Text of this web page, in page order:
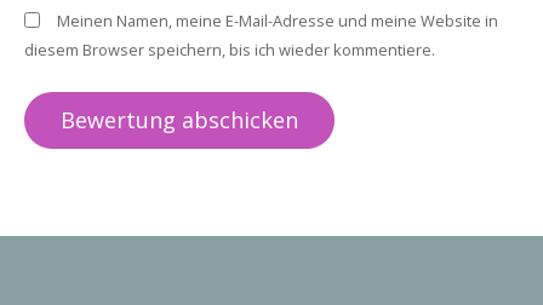
Meinen Namen, meine E-Mail-Adresse und meine Website in
diesem Browser speichern, bis ich wieder kommentiere.